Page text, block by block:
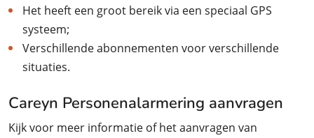
Het heeft een groot bereik via een speciaal GPS
systeem;
Verschillende abonnementen voor verschillende
situaties.
Careyn Personenalarmering aanvragen
Kijk voor meer informatie of het aanvragen van